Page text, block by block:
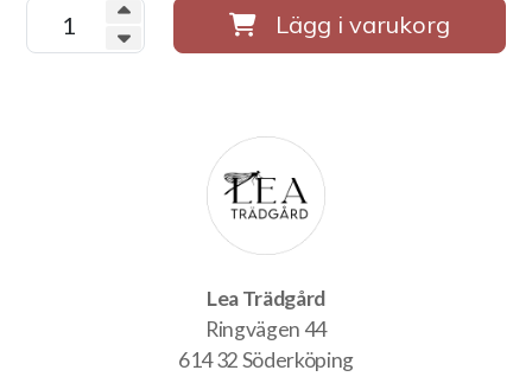
Lägg i varukorg
Lea Trädgård
Ringvägen 44
614 32 Söderköping